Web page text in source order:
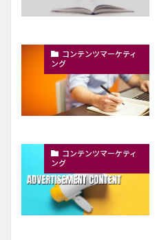
コンテンツマーケティ
ング
コンテンツマーケティ
ング